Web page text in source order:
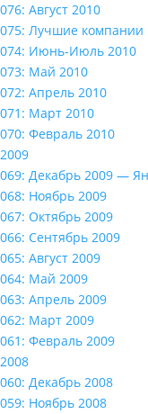
076: Август 2010
075: Лучшие компании
074: Июнь-Июль 2010
073: Май 2010
072: Апрель 2010
071: Март 2010
070: Февраль 2010
2009
069: Декабрь 2009 —
068: Ноябрь 2009
067: Октябрь 2009
066: Сентябрь 2009
065: Август 2009
064: Май 2009
063: Апрель 2009
062: Март 2009
061: Февраль 2009
2008
060: Декабрь 2008
059: Ноябрь 2008